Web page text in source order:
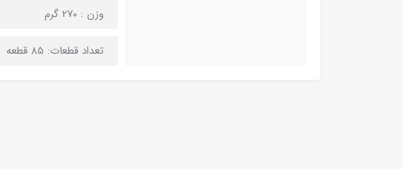
وزن : 270 گرم
تعداد قطعات: 85 قطعه